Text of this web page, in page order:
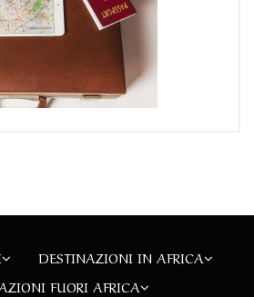
DESTINAZIONI IN AFRICA
FUORI AFRICA